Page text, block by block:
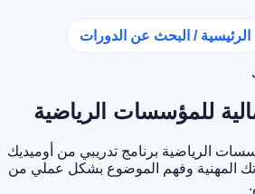
الرئيسية / البحث عن الدورات
للمؤسسات الرياضية
الرياضية برنامج تدريبي من أوميديك
المهنية وفهم الموضوع بشكل عملي من